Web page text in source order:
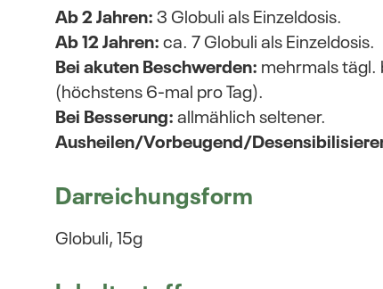
Ab 2 Jahren:3 Globuli als Einzeldosis.
Ab 12 Jahren:ca. 7 Globuli als Einzeldosis.
Bei akuten Beschwerden: mehrmals tägl.
(höchstens 6-mal pro Tag).
Bei Besserung:allmählich seltener.
Ausheilen/Vorbeugend/
Darreichungsform
Globuli, 15g